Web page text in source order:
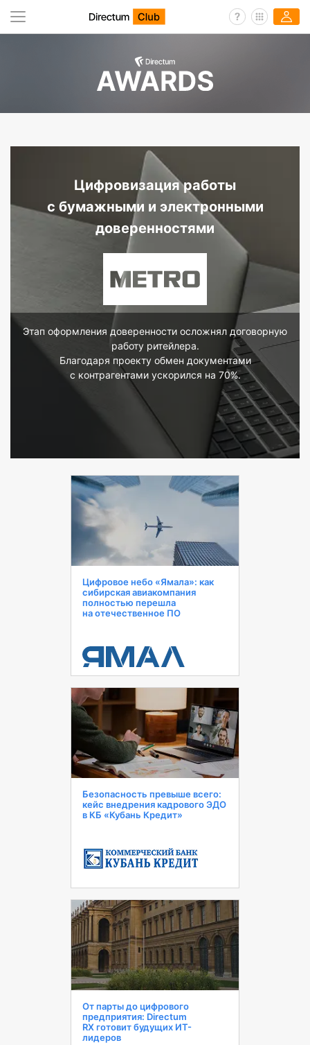
Цифровизация работы
с бумажными и электронными
доверенностями
Этап оформления доверенности осложнял договорную
работу ритейлера.
Благодаря проекту обмен документами
с контрагентами ускорился на 70%.
Цифровое небо «Ямала»: как
сибирская авиакомпания
полностью перешла
на отечественное ПО
Безопасность превыше всего:
кейс внедрения кадрового ЭДО
в КБ «Кубань Кредит»
От парты до цифрового
предприятия: Directum
RX готовит будущих ИТ-
лидеров